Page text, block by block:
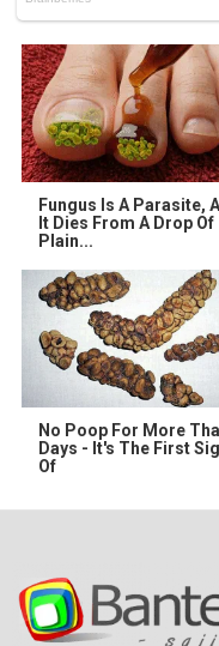
Fungus Is A Parasite,
It Dies From A Drop Of
Plain...
No Poop For More
Days - It's The First
Of